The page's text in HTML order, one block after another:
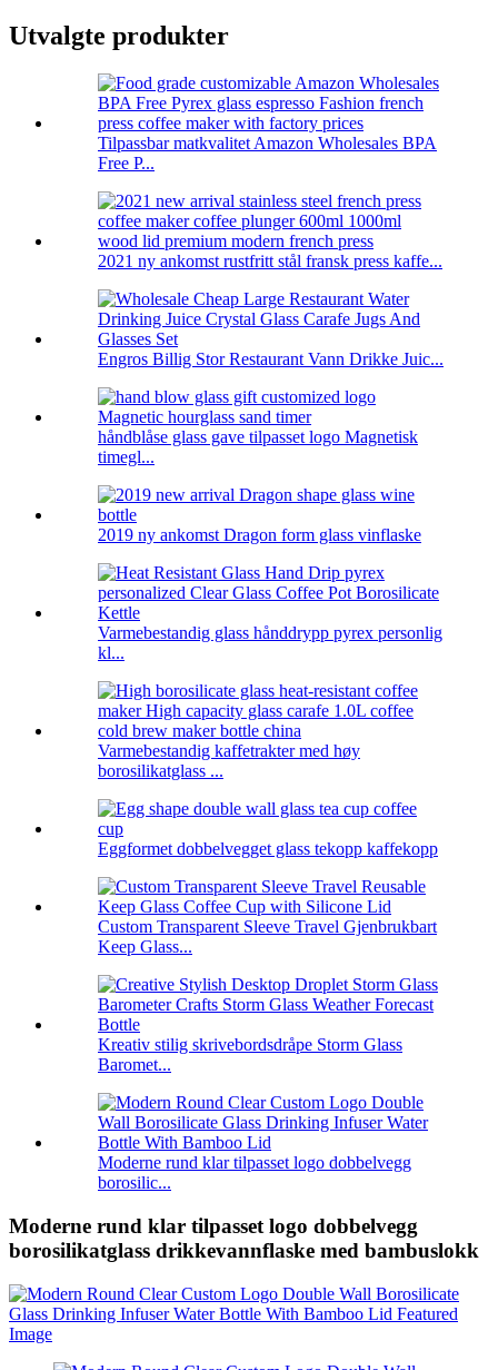
Utvalgte produkter
Tilpassbar matkvalitet Amazon Wholesales BPA
Free P...
2021 ny ankomst rustfritt stål fransk press kaffe...
Engros Billig Stor Restaurant Vann Drikke Juic...
håndblåse glass gave tilpasset logo Magnetisk
timegl...
2019 ny ankomst Dragon form glass vinflaske
Varmebestandig glass hånddrypp pyrex personlig
kl...
Varmebestandig kaffetrakter med høy
borosilikatglass ...
Eggformet dobbelvegget glass tekopp kaffekopp
Custom Transparent Sleeve Travel Gjenbrukbart
Keep Glass...
Kreativ stilig skrivebordsdråpe Storm Glass
Baromet...
Moderne rund klar tilpasset logo dobbelvegg
borosilic...
Moderne rund klar tilpasset logo dobbelvegg
borosilikatglass drikkevannflaske med bambuslokk